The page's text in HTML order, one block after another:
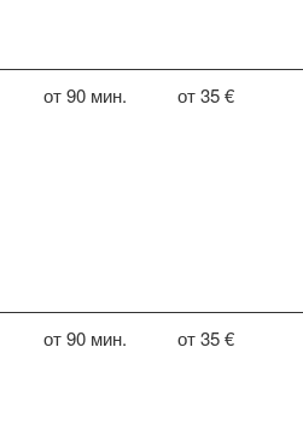
от 90 мин. от 35 €
от 90 мин. от 35 €